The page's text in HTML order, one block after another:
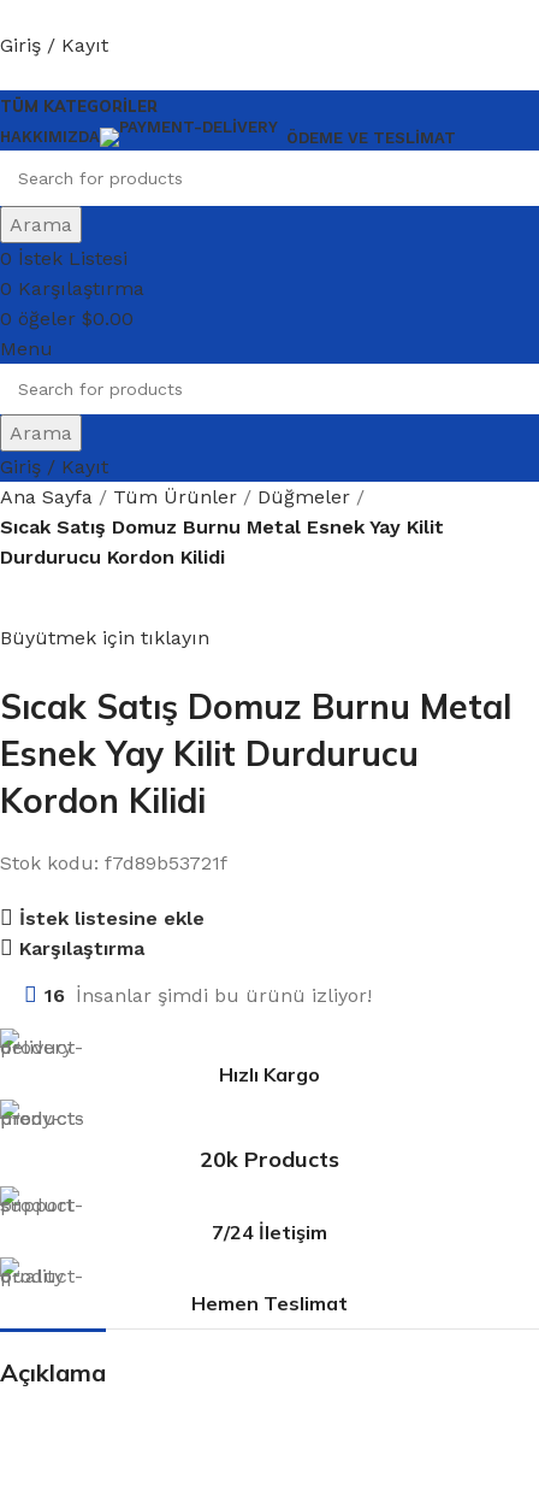
Giriş / Kayıt
TÜM KATEGORILER
HAKKIMIZDA ÖDEME VE TESLIMAT
Arama
0 İstek Listesi
0 Karşılaştırma
0 öğeler $0.00
Menu
Arama
Giriş / Kayıt
Ana Sayfa
Tüm Ürünler
Düğmeler
Sıcak Satış Domuz Burnu Metal Esnek Yay Kilit
Durdurucu Kordon Kilidi
Büyütmek için tıklayın
Sıcak Satış Domuz Burnu Metal
Esnek Yay Kilit Durdurucu
Kordon Kilidi
Stok kodu: f7d89b53721f
İstek listesine ekle
Karşılaştırma
16 İnsanlar şimdi bu ürünü izliyor!
Hızlı Kargo
20k Products
7/24 İletişim
Hemen Teslimat
Açıklama